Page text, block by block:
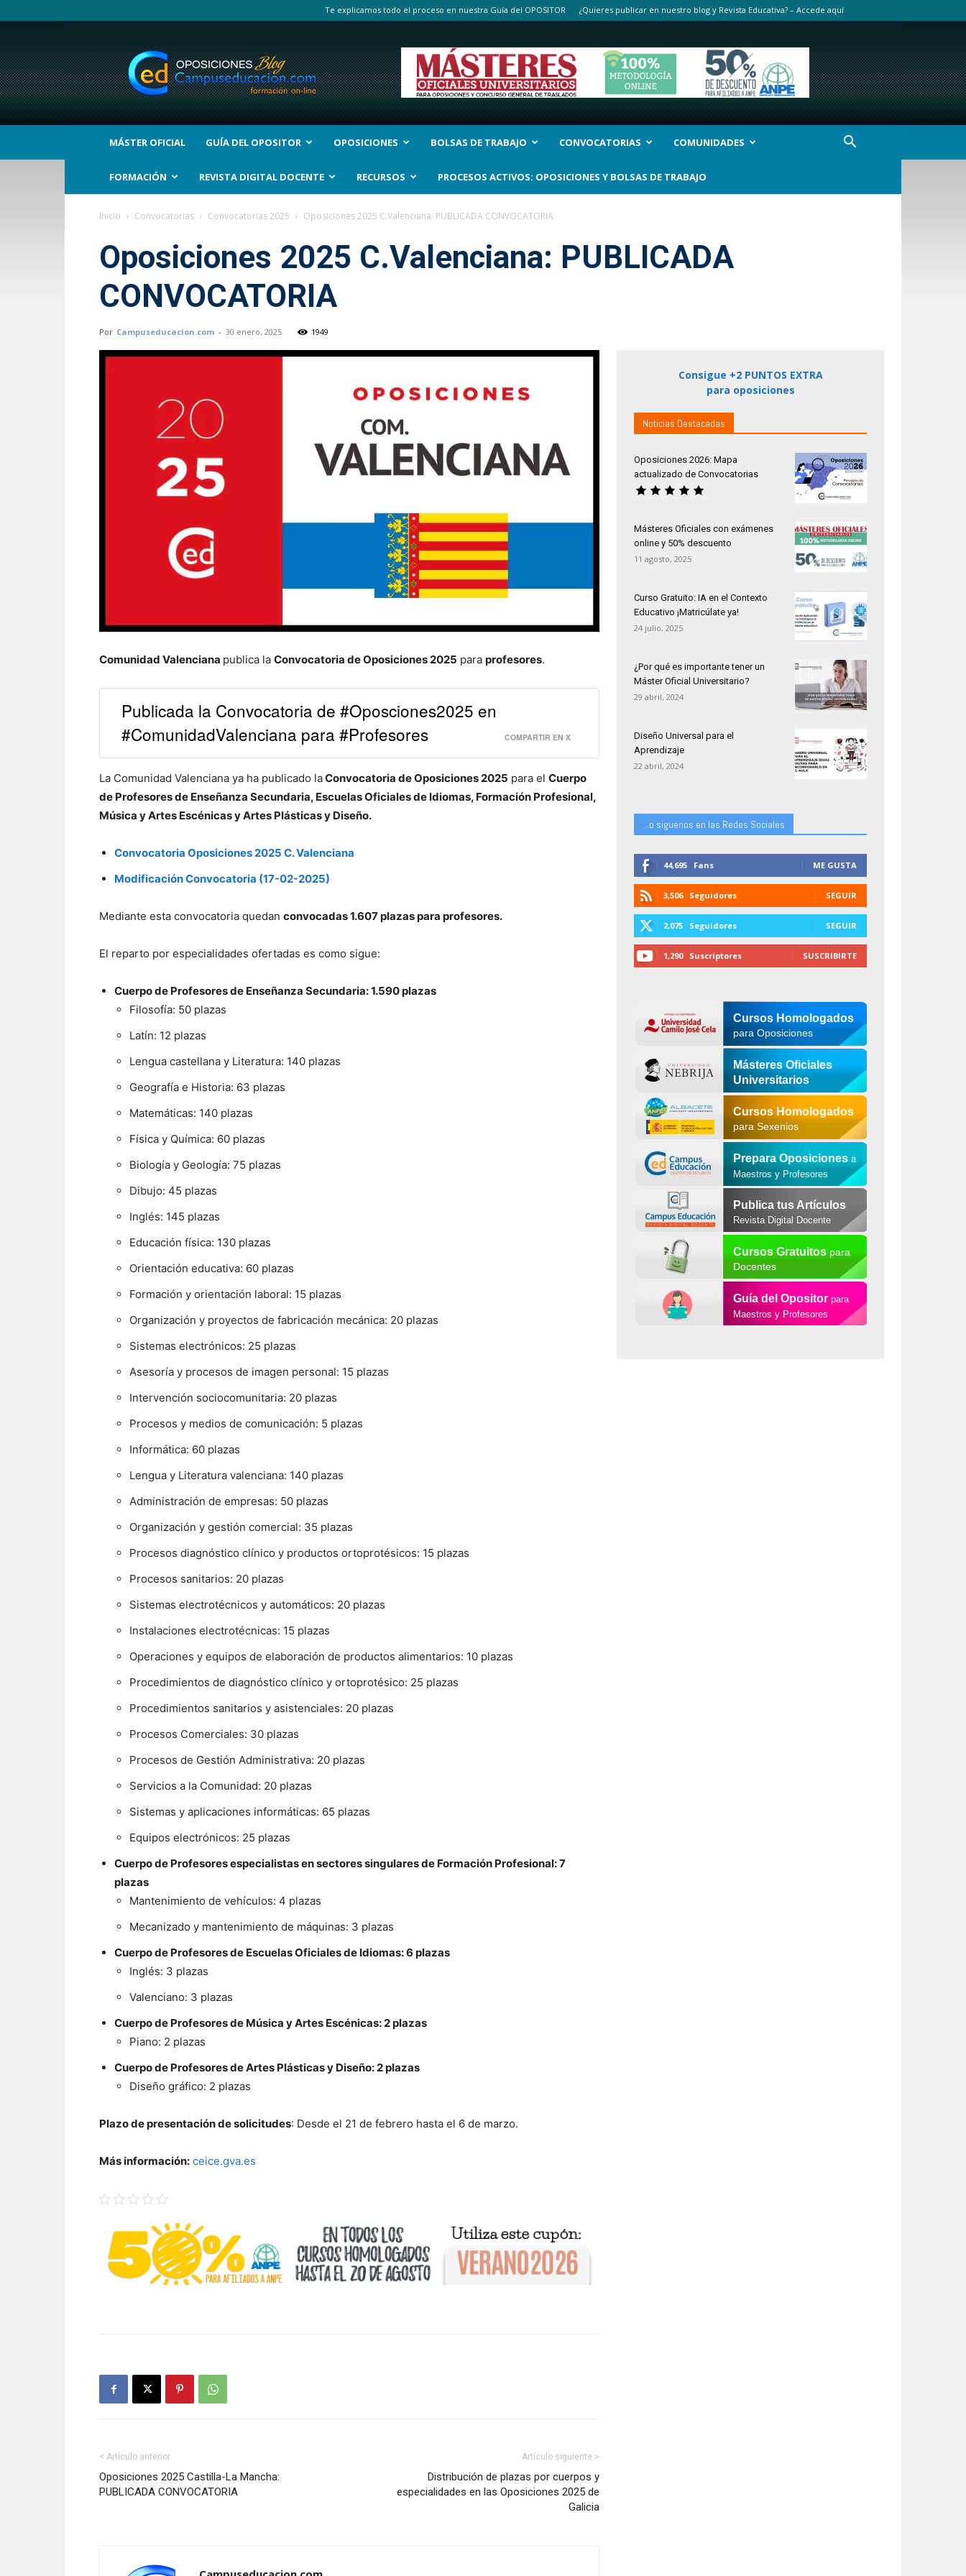
Te explicamos todo el proceso en nuestra Guía del OPOSITOR ¿Quieres publicar en nuestro blog y Revista Educativa? – Accede aquí
BLOG
Noticias
Oposiciones
y
bolsas
Trabajo
Interinos.
MÁSTER OFICIAL GUÍA DEL OPOSITOR OPOSICIONES BOLSAS DE TRABAJO CONVOCATORIAS COMUNIDADES
FORMACIÓN REVISTA DIGITAL DOCENTE RECURSOS PROCESOS ACTIVOS: OPOSICIONES Y BOLSAS DE TRABAJO
Inicio Convocatorias Convocatorias 2025 Oposiciones 2025 C.Valenciana: PUBLICADA CONVOCATORIA
Oposiciones 2025 C.Valenciana: PUBLICADA
CONVOCATORIA
Por Campuseducacion.com - 30 enero, 2025 1949
Comunidad Valenciana publica la Convocatoria de Oposiciones 2025 para profesores.
Publicada la Convocatoria de #Oposciones2025 en
#ComunidadValenciana para #Profesores
COMPARTIR EN X
La Comunidad Valenciana ya ha publicado laConvocatoria de Oposiciones 2025 para el Cuerpo
de Profesores de Enseñanza Secundaria, Escuelas Oficiales de Idiomas, Formación Profesional,
Música y Artes Escénicas y Artes Plásticas y Diseño.
Convocatoria Oposiciones 2025 C. Valenciana
Modificación Convocatoria (17-02-2025)
Mediante esta convocatoria quedan convocadas 1.607 plazas para profesores.
El reparto por especialidades ofertadas es como sigue:
Cuerpo de Profesores de Enseñanza Secundaria: 1.590 plazas
Filosofía: 50 plazas
Latín: 12 plazas
Lengua castellana y Literatura: 140 plazas
Geografía e Historia: 63 plazas
Matemáticas: 140 plazas
Física y Química: 60 plazas
Biología y Geología: 75 plazas
Dibujo: 45 plazas
Inglés: 145 plazas
Educación física: 130 plazas
Orientación educativa: 60 plazas
Formación y orientación laboral: 15 plazas
Organización y proyectos de fabricación mecánica: 20 plazas
Sistemas electrónicos: 25 plazas
Asesoría y procesos de imagen personal: 15 plazas
Intervención sociocomunitaria: 20 plazas
Procesos y medios de comunicación: 5 plazas
Informática: 60 plazas
Lengua y Literatura valenciana: 140 plazas
Administración de empresas: 50 plazas
Organización y gestión comercial: 35 plazas
Procesos diagnóstico clínico y productos ortoprotésicos: 15 plazas
Procesos sanitarios: 20 plazas
Sistemas electrotécnicos y automáticos: 20 plazas
Instalaciones electrotécnicas: 15 plazas
Operaciones y equipos de elaboración de productos alimentarios: 10 plazas
Procedimientos de diagnóstico clínico y ortoprotésico: 25 plazas
Procedimientos sanitarios y asistenciales: 20 plazas
Procesos Comerciales: 30 plazas
Procesos de Gestión Administrativa: 20 plazas
Servicios a la Comunidad: 20 plazas
Sistemas y aplicaciones informáticas: 65 plazas
Equipos electrónicos: 25 plazas
Cuerpo de Profesores especialistas en sectores singulares de Formación Profesional: 7
plazas
Mantenimiento de vehículos: 4 plazas
Mecanizado y mantenimiento de máquinas: 3 plazas
Cuerpo de Profesores de Escuelas Oficiales de Idiomas: 6 plazas
Inglés: 3 plazas
Valenciano: 3 plazas
Cuerpo de Profesores de Música y Artes Escénicas: 2 plazas
Piano: 2 plazas
Cuerpo de Profesores de Artes Plásticas y Diseño: 2 plazas
Diseño gráfico: 2 plazas
Plazo de presentación de solicitudes: Desde el 21 de febrero hasta el 6 de marzo.
Más información: ceice.gva.es
< Artículo anterior
Oposiciones 2025 Castilla-La Mancha:
PUBLICADA CONVOCATORIA
Artículo siguiente >
Distribución de plazas por cuerpos y
especialidades en las Oposiciones 2025 de
Galicia
Consigue +2 PUNTOS EXTRA
para oposiciones
Noticias Destacadas
Oposiciones 2026: Mapa
actualizado de Convocatorias
Másteres Oficiales con exámenes
online y 50% descuento
11 agosto, 2025
Curso Gratuito: IA en el Contexto
Educativo ¡Matricúlate ya!
24 julio, 2025
¿Por qué es importante tener un
Máster Oficial Universitario?
29 abril, 2024
Diseño Universal para el
Aprendizaje
22 abril, 2024
...o siguenos en las Redes Sociales
44,695 Fans ME GUSTA
3,506 Seguidores SEGUIR
2,075 Seguidores SEGUIR
1,290 Suscriptores SUSCRIBIRTE
Cursos Homologados
para Oposiciones
Másteres Oficiales
Universitarios
Cursos Homologados
para Sexenios
Prepara Oposiciones a
Maestros y Profesores
Publica tus Artículos
Revista Digital Docente
Cursos Gratuitospara
Docentes
Guía del Opositor para
Maestros y Profesores